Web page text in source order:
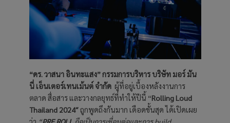
“ดร. วาสนา อินทะแสง” กรรมการบริหาร บริษัท มอร์ มัน
นี่ เอ็นเตอร์เทนเม้นต์ จำกัดผู้ที่อยู่เบื้องหลังงานการ
ตลาด สื่อสาร และวางกลยุทธ์ที่ทำให้ปีนี้ “Rolling Loud
Thailand 2024″ถูกพูดถึงกันมาก เดือดขั้นสุด ได้เปิดเผย